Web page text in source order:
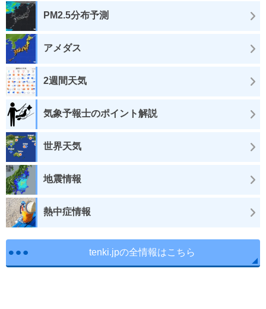
PM2.5分布予測
アメダス
2週間天気
気象予報士のポイント解説
世界天気
地震情報
熱中症情報
tenki.jpの全情報はこちら